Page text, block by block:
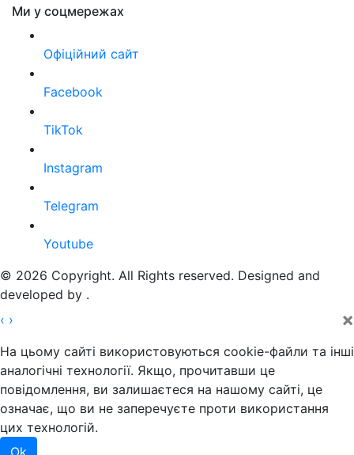
Ми у соцмережах
Офіційний сайт
Facebook
TikTok
Instagram
Telegram
Youtube
© 2026 Copyright. All Rights reserved. Designed and
developed by .
‹ › ×
На цьому сайті використовуються cookie-файли та інші
аналогічні технології. Якщо, прочитавши це
повідомлення, ви залишаєтеся на нашому сайті, це
означає, що ви не заперечуєте проти використання
цих технологій.
Ok